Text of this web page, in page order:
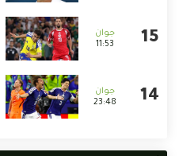
11:53
23:48